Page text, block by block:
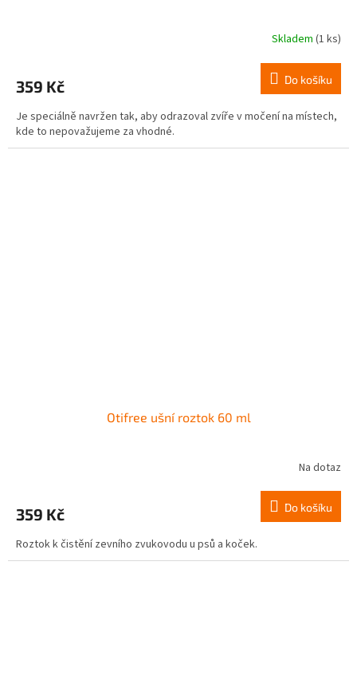
Skladem (1 ks)
359 Kč Do košíku
Je speciálně navržen tak, aby odrazoval zvíře v močení na místech,
kde to nepovažujeme za vhodné.
Otifree ušní roztok 60 ml
Na dotaz
359 Kč Do košíku
Roztok k čistění zevního zvukovodu u psů a koček.